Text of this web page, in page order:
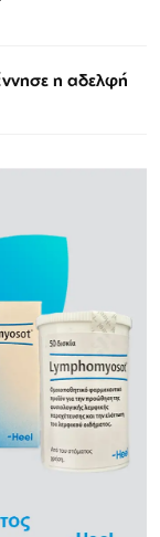
η αδελφή